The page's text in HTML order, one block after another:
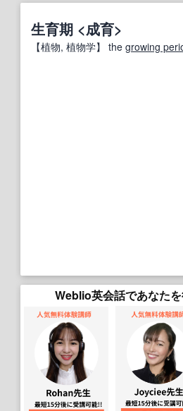
生育期 <成育>
【植物, 植物学】 the growing
Weblio英会話であなたを